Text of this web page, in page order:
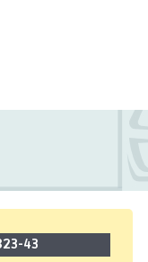
43